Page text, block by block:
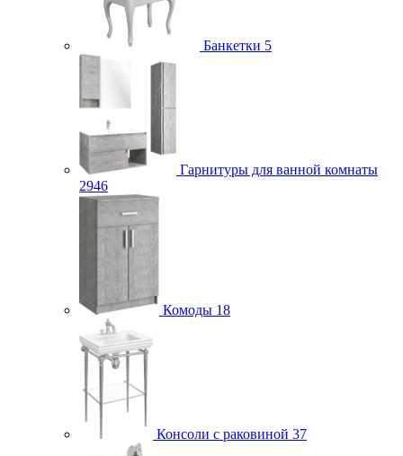
Банкетки 5
Гарнитуры для ванной комнаты
2946
Комоды 18
Консоли с раковиной 37